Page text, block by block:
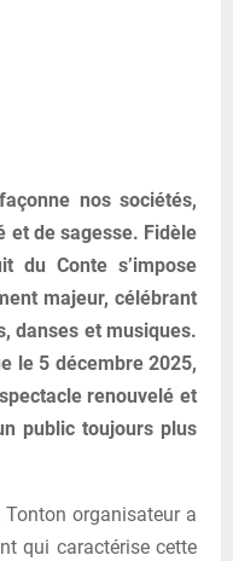
nos sociétés,
et de sagesse. Fidèle
du Conte s’impose
majeur, célébrant
danses et musiques.
le 5 décembre 2025,
renouvelé et
public toujours plus
organisateur a
qui caractérise cette